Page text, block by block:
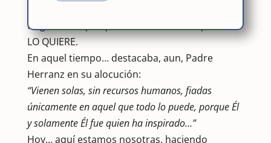
fragilidades, porque así entendemos que DIOS
LO QUIERE.
En aquel tiempo… destacaba, aun, Padre
Herranz en su alocución:
“Vienen solas, sin recursos humanos, fiadas
únicamente en aquel que todo lo puede, porque Él
y solamente Él fue quien ha inspirado…”
Hoy… aquí estamos nosotras, haciendo